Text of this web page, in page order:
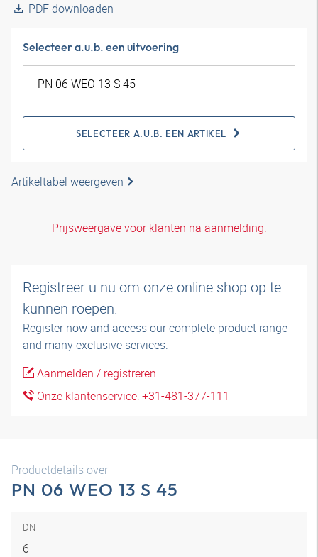
PDF downloaden
Selecteer a.u.b. een uitvoering
SELECTEER A.U.B. EEN ARTIKEL
Artikeltabel weergeven
Prijsweergave voor klanten na aanmelding.
Registreer u nu om onze online shop op te
kunnen roepen.
Register now and access our complete product range
and many exclusive services.
Aanmelden / registreren
Onze klantenservice: +31-481-377-111
Productdetails over
PN 06 WEO 13 S 45
DN
6